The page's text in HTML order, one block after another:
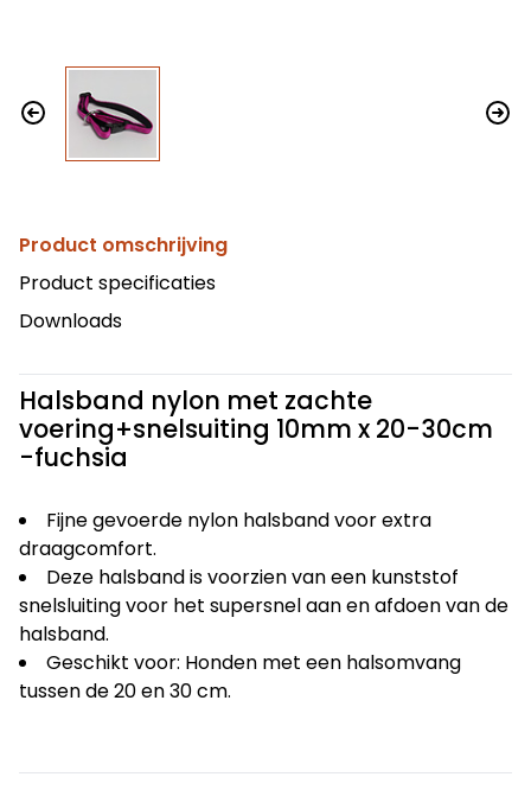
Product omschrijving
Product specificaties
Downloads
Halsband nylon met zachte
voering+snelsuiting 10mm x 20-30cm
-fuchsia
Fijne gevoerde nylon halsband voor extra
draagcomfort.
Deze halsband is voorzien van een kunststof
snelsluiting voor het supersnel aan en afdoen van de
halsband.
Geschikt voor: Honden met een halsomvang
tussen de 20 en 30 cm.